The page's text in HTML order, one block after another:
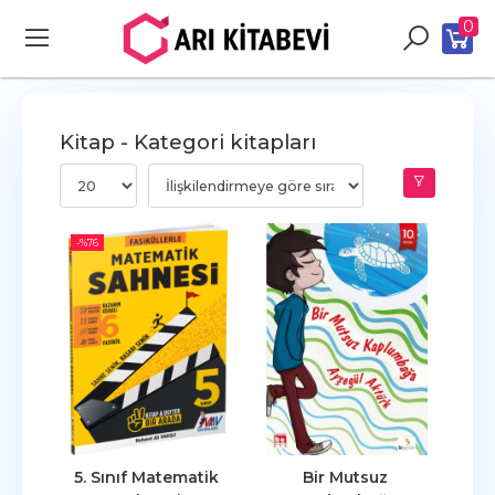
0
Kitap - Kategori kitapları
-%76
5. Sınıf Matematik
Bir Mutsuz